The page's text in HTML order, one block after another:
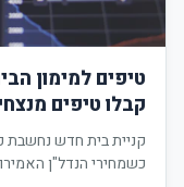
טיפים למימון
קבלו טיפים
קניית בית חדש נחשבת
כשמחירי הנדל"ן